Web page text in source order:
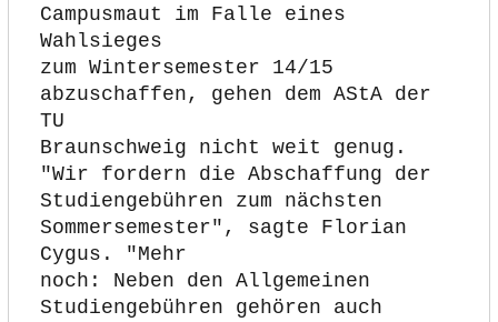
Campusmaut im Falle eines
Wahlsieges
zum Wintersemester 14/15
abzuschaffen, gehen dem AStA der
TU
Braunschweig nicht weit genug.
"Wir fordern die Abschaffung der
Studiengebühren zum nächsten
Sommersemester", sagte Florian
Cygus. "Mehr
noch: Neben den Allgemeinen
Studiengebühren gehören auch